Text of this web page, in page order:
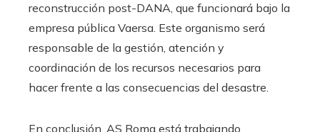
reconstrucción post-DANA, que funcionará bajo la
empresa pública Vaersa. Este organismo será
responsable de la gestión, atención y
coordinación de los recursos necesarios para
hacer frente a las consecuencias del desastre.
En conclusión, AS Roma está trabajando